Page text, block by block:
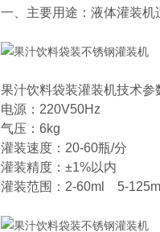
一、主要用途：液体灌装机
果汁饮料袋装灌装机技术参
电源：220V50Hz
气压：6kg
灌装速度：20-60瓶/分
灌装精度：±1%以内
灌装范围：2-60ml 5-